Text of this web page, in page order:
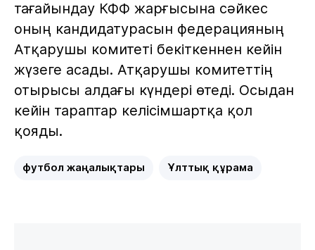
тағайындау КФФ жарғысына сәйкес
оның кандидатурасын федерацияның
Атқарушы комитеті бекіткеннен кейін
жүзеге асады. Атқарушы комитеттің
отырысы алдағы күндері өтеді. Осыдан
кейін тараптар келісімшартқа қол
қояды.
футбол жаңалықтары Ұлттық құрама